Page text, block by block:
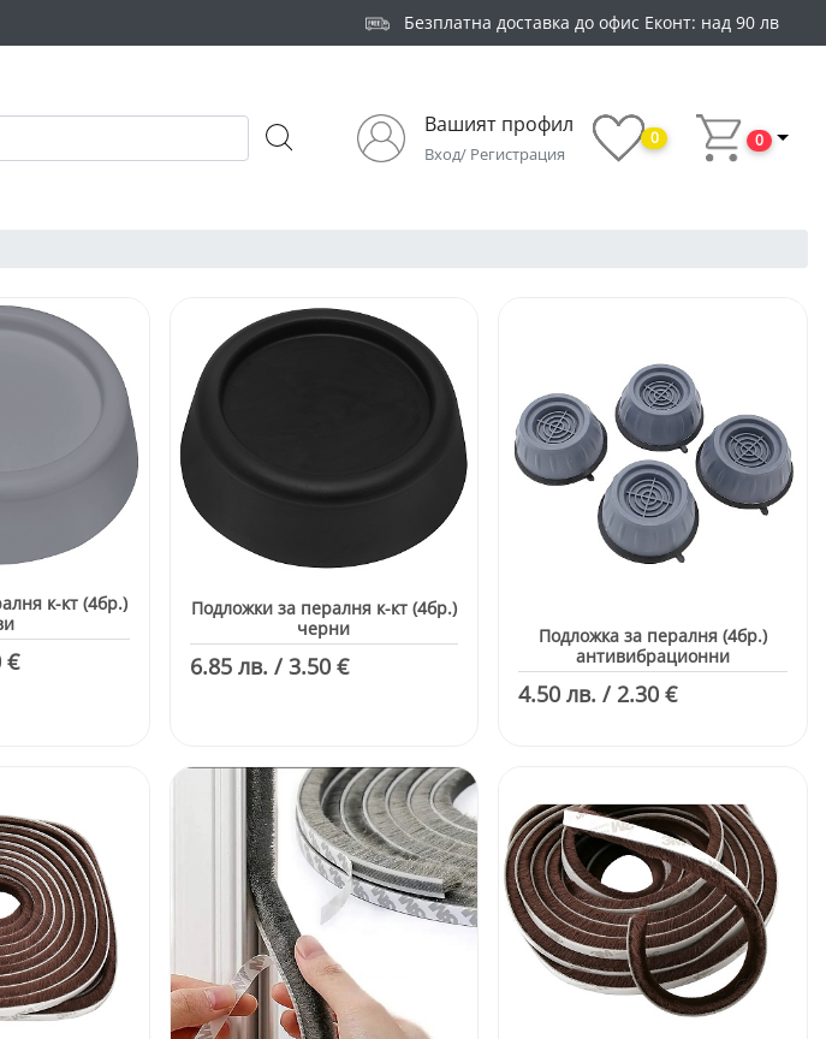
Безплатна доставка до офис Еконт: над 90 лв
Вашият профил
Вход/ Регистрация
0 0
к-кт (4бр.)
€
Подложки за пералня к-кт (4бр.)
черни
6.85 лв. / 3.50 €
Подложка за пералня (4бр.)
антивибрационни
4.50 лв. / 2.30 €